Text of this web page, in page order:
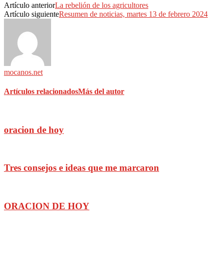
Artículo anteriorLa rebelión de los agricultores
Artículo siguienteResumen de noticias, martes 13 de febrero 2024
mocanos.net
Artículos relacionadosMás del autor
oracion de hoy
Tres consejos e ideas que me marcaron
ORACION DE HOY